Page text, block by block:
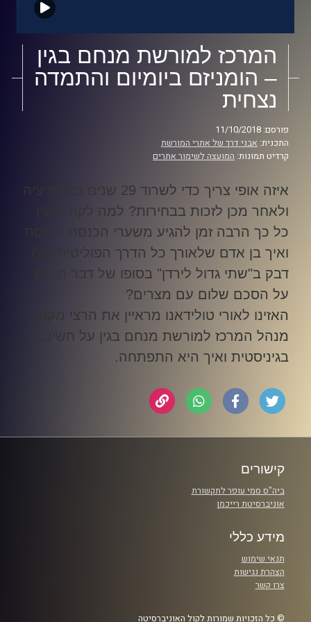
המרכז למורשת מנחם בגין
– הומניזם ביומיום והתמדה
נצחית
פורסם: 11/10/2018
התכנית: אבני דרך של אתרי המורשת
קרדיט תמונות: המועצה לשימור אתרים
איזה אופי צריך כדי לשרוד 29 שנים באופוזיציה
ולאחר מכן לזכות בבחירות? למה לקח לבגין
כל כך הרבה זמן להגיע משערי הכנסת לכנסת
ואיך בן אדם שלאורך כל הדרך הפוליטית שלו
דבק ב"שתי גדול לירדן" בסופו של דבר חותם
על הסכם שלום עם מצרים?
האזינו לאורי טולידאנו מראיין את הרצי מקוב,
מנהל המרכז למורשת מנחם בגין על חשיבה
בגיניסטית ואיך היא התפתחה.
קישורים
ביה"ס סמי עופר לתקשורת
אוניברסיטת רייכמן
מידע כללי
תנאי שימוש
הצהרת נגישות
צרו קשר
© כל הזכויות שמורות לקול האוניברסיטה